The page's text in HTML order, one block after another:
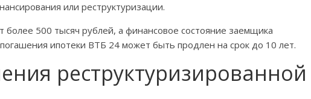
или реструктуризации.
более 500 тысяч рублей, а финансовое состояние заемщика
ипотеки ВТБ 24 может быть продлен на срок до 10 лет.
реструктуризированной